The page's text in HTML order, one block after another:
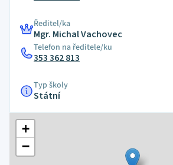
Ředitel/ka
Mgr. Michal Vachovec
Telefon na ředitele/ku
353 362 813
Typ školy
Státní
+
−